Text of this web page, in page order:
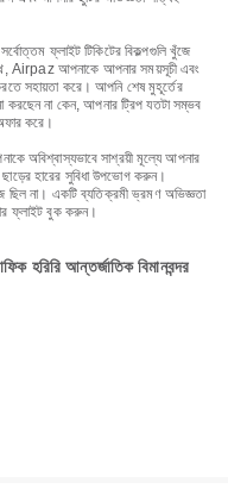
ফ্লাইট টিকিটের বিকল্পগুলি খুঁজে
Airpaz আপনাকে আপনার সময়সূচী এবং
সহায়তা করে। আপনি শেষ মুহূর্তের
করছেন না কেন, আপনার ট্রিপ যতটা সম্ভব
করে।
অবিশ্বাস্যভাবে সাশ্রয়ী মূল্যে আপনার
হারের সুবিধা উপভোগ করুন।
না। একটি ব্যতিক্রমী ভ্রমণ অভিজ্ঞতা
ফ্লাইট বুক করুন।
হরিরি আন্তর্জাতিক বিমানবন্দর